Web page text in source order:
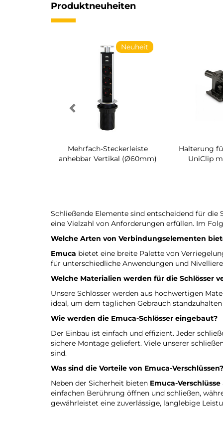
Produktneuheiten
Neuheit
Mehrfach-Steckerleiste
anhebbar Vertikal (Ø60mm)
Halterung
UniClip
Schließende Elemente sind entscheidend für
eine Vielzahl von Anforderungen erfüllen. Im
Welche Arten von Verbindungselementen
Emuca bietet eine breite Palette von
für unterschiedliche Anwendungen und
Welche Materialien werden für die Schlösser
Unsere Schlösser werden aus hochwertigen
ideal, um dem täglichen Gebrauch
Wie werden die Emuca-Schlösser eingebaut?
Der Einbau ist einfach und effizient. Jeder
sichere Montage geliefert. Viele unserer
sind.
Was sind die Vorteile von Emuca-Verschlüssen?
Neben der Sicherheit bieten Emuca-Verschlüsse
einfachen Berührung öffnen und schließen,
gewährleistet eine zuverlässige, langlebige